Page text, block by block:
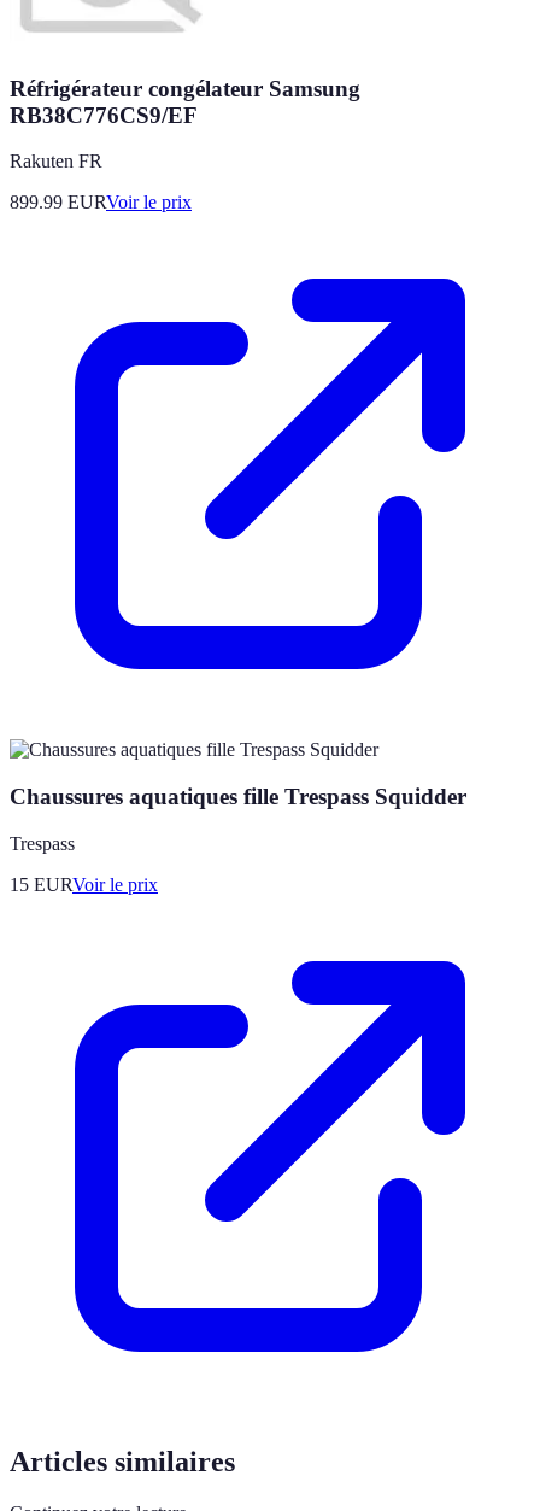
Réfrigérateur congélateur Samsung
RB38C776CS9/EF
Rakuten FR
899.99 EURVoir le prix
Chaussures aquatiques fille Trespass Squidder
Trespass
15 EURVoir le prix
Articles similaires